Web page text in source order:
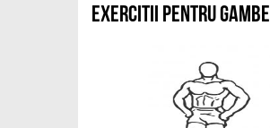
Exercitii pentru gambe